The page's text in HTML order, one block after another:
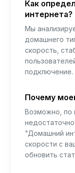
Как
интернета?
Мы
домашнего
скорость,
подключение.
Почему
Возможно, по
"Домашний
скорости с
обновить